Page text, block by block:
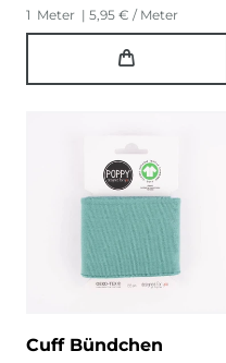
1 Meter | 5,95 € / Meter
Cuff Bündchen